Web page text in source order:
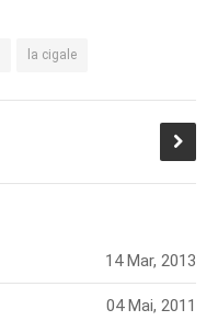
la cigale
14 Mar, 2013
04 Mai, 2011